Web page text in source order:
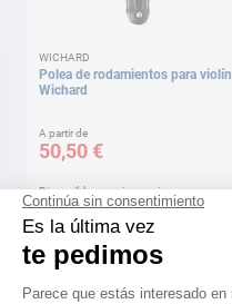
WICHARD
Polea de rodamientos para violín
Wichard
A partir de
50,50 €
Disponible en varias versiones